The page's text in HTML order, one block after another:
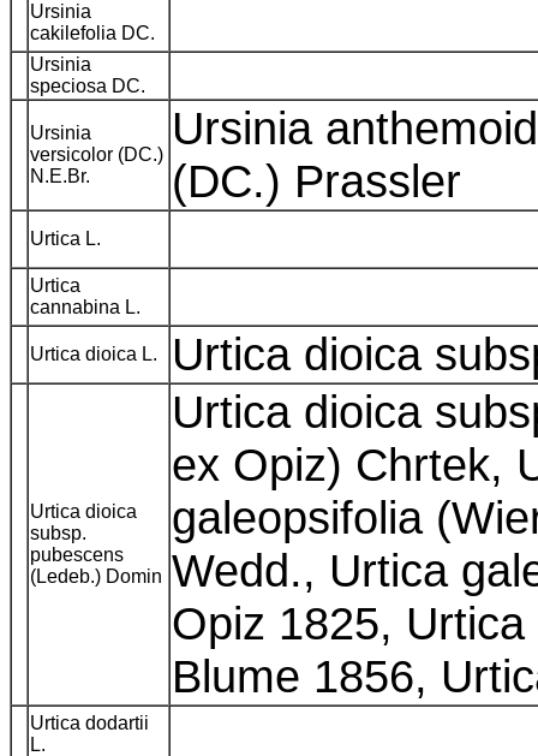
Ursinia
cakilefolia DC.
Ursinia
speciosa DC.
Ursinia
versicolor (DC.)
N.E.Br.
Ursinia
(DC.) Prassler
Urtica L.
Urtica
cannabina L.
Urtica dioica L. Urtica dioica
Urtica dioica
subsp.
pubescens
(Ledeb.) Domin
Urtica dioica
ex Opiz) Chrtek,
galeopsifolia
Wedd., Urtica
Opiz 1825,
Blume 1856,
Urtica dodartii
L.